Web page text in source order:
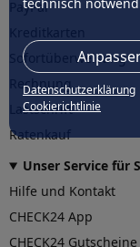
Datenschutzerklärung
Cookierichtlinie
PayPal
Sofortüberweisung
Rechnung
Lastschrift
Ratenkauf
Unser Service für
Hilfe und Kontakt
CHECK24 App
CHECK24 Gutscheine